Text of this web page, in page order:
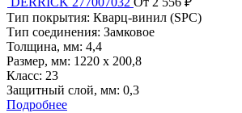
Тип покрытия: Кварц-винил (SPC)
Тип соединения: Замковое
Толщина, мм: 4,4
Размер, мм: 1220 x 200,8
Класс: 23
Защитный слой, мм: 0,3
Подробнее